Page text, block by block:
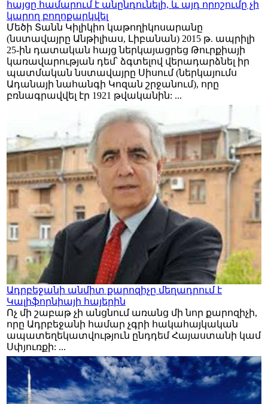
հայցը համարում է անընդունելի, և այդ որոշումը չի
կարող բողոքարկվել
Մեծի Տանն Կիլիկիո կաթողիկոսարանը
(նստավայրը Անթիլիաս, Լիբանան) 2015 թ. ապրիլի
25-ին դատական հայց ներկայացրեց Թուրքիայի
կառավարության դեմ՝ ձգտելով վերադարձնել իր
պատմական նստավայրը Սիսում (ներկայումս
Ադանայի նահանգի Կոզան շրջանում), որը
բռնագրավվել էր 1921 թվականին: ...
Ադրբեջանի անմիտ քարոզիչը մեղադրում է
Կալիֆորնիայի հայերին
Ոչ մի շաբաթ չի անցնում առանց մի նոր քարոզիչի,
որը Ադրբեջանի համար չգրի հակահայկական
ապատեղեկատվություն ընդդեմ Հայաստանի կամ
Սփյուռքի: ...